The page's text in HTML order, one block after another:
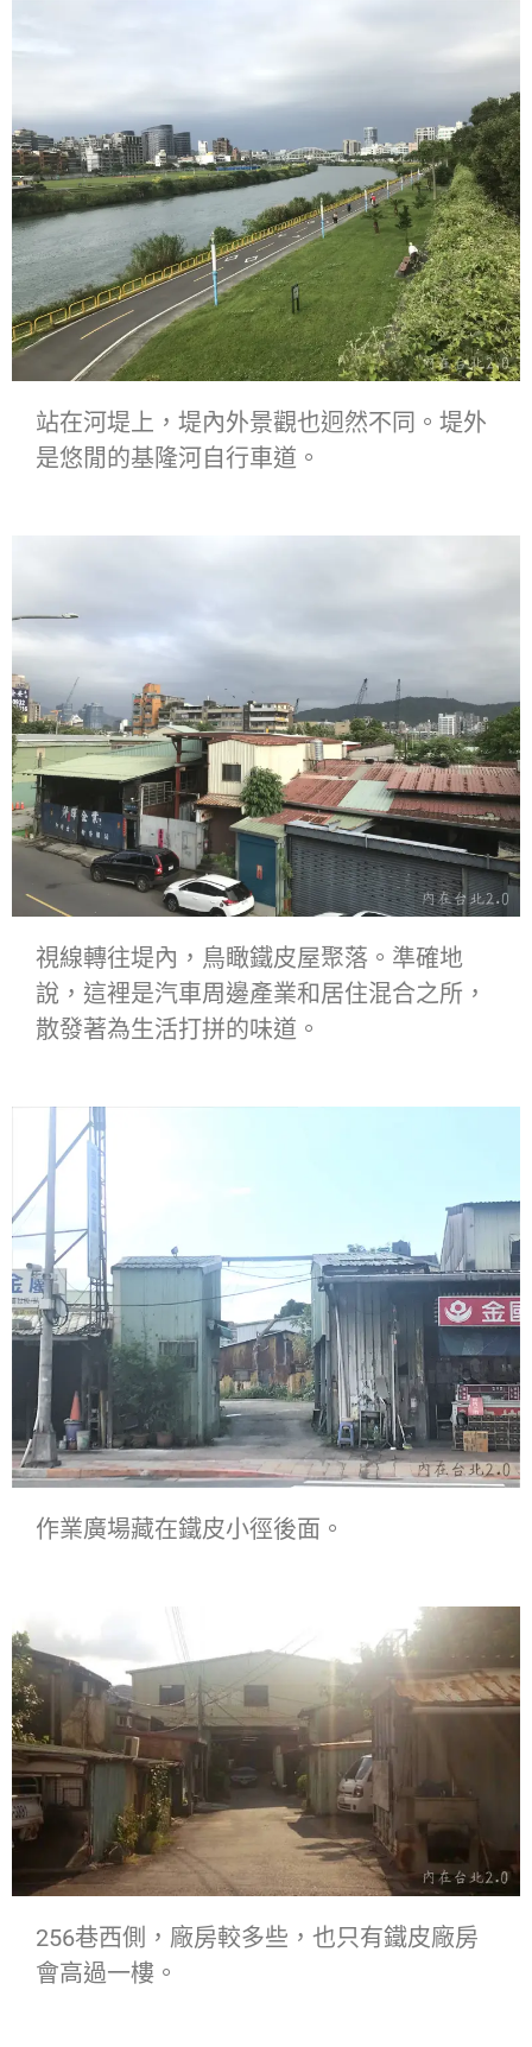
站在河堤上，堤內外景觀也迥然不同。堤外
是悠閒的基隆河自行車道。
視線轉往堤內，鳥瞰鐵皮屋聚落。準確地
說，這裡是汽車周邊產業和居住混合之所，
散發著為生活打拼的味道。
作業廣場藏在鐵皮小徑後面。
256巷西側，廠房較多些，也只有鐵皮廠房
會高過一樓。